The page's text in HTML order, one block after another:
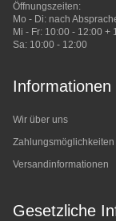
Öffnungszeiten:
Mo - Di: nach
Mi - Fr: 10:00 - 12:00 +
Sa: 10:00 - 12:00
Informationen
Wir über uns
Zahlungsmöglichkeiten
Versandinformationen
Gesetzliche